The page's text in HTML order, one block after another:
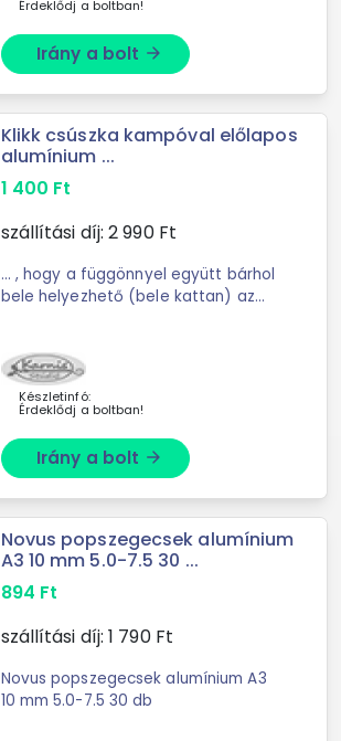
Érdeklődj a boltban!
Irány a bolt arrow_forward
Klikk csúszka kampóval előlapos
alumínium ...
1 400 Ft
szállítási díj: 2 990Ft
... , hogy a függönnyel együtt bárhol
bele helyezhető (bele kattan) az
Készletinfó:
Érdeklődj a boltban!
Irány a bolt arrow_forward
Novus popszegecsek alumínium
A3 10 mm 5.0-7.5 30 ...
894 Ft
szállítási díj: 1 790Ft
Novus popszegecsek alumínium A3
10 mm 5.0-7.5 30 db